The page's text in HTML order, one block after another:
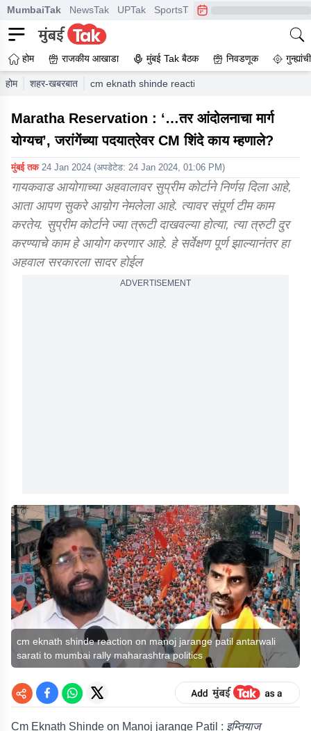
MumbaiTak NewsTak UPTak SportsTak CrimeTak
होम राजकीय आखाडा मुंबई Tak बैठक निवडणूक
होम शहर-खबरबात cm eknath shinde reaction on manoj jarange
Maratha Reservation : ‘…तर आंदोलनाचा मार्ग
योग्यच’, जरांगेंच्या पदयात्रेवर CM शिंदे काय म्हणाले?
मुंबई तक 24 Jan 2024 (अपडेटेड: 24 Jan 2024, 01:06 PM)
गायकवाड आयोगाच्या अहवालावर सुप्रीम कोर्टाने निर्णय़ दिला आहे,
आता आपण सुकरे आय़ोग नेमलेला आहे. त्यावर संपूर्ण टीम काम
करतेय. सुप्रीम कोर्टाने ज्या त्रूटी दाखवल्या होत्या, त्या त्रुटी दुर
करण्याचे काम हे आयोग करणार आहे. हे सर्वेक्षण पूर्ण झाल्यानंतर हा
अहवाल सरकारला सादर होईल
ADVERTISEMENT
cm eknath shinde reaction on manoj jarange patil antarwali
sarati to mumbai rally maharashtra politics
Cm Eknath Shinde on Manoj jarange Patil : इम्तियाज